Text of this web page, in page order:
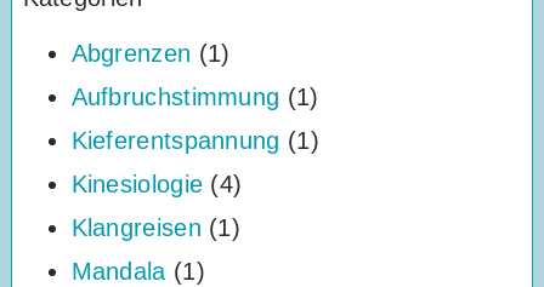
Abgrenzen (1)
Aufbruchstimmung (1)
Kieferentspannung (1)
Kinesiologie (4)
Klangreisen (1)
Mandala(1)